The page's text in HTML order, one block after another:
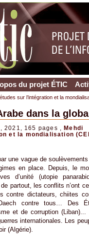
du projet ÉTIC
sur l’intégration et la
dans la
2021, 165 pages ,Mehdi
et la mondialisation
une vague de
en place. Depuis, le
d’unité (utopie
partout, les conflits n’ont
contre dictateurs, chiites
contre tous… Des
et de corruption (Liban)...
internationales. Les
(Algérie).